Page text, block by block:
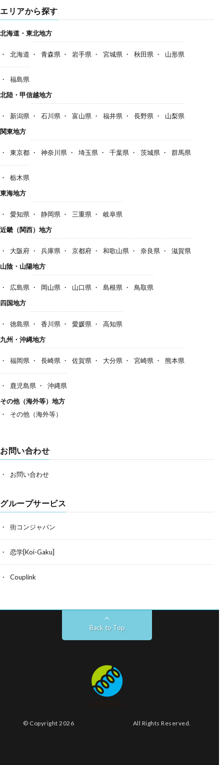
エリアから探す
北海道・東北地方
北海道 青森県 岩手県 宮城県 秋田県 山形県
福島県
北陸・甲信越地方
新潟県 石川県 富山県 福井県 長野県
山梨県
関東地方
東京都 神奈川県 埼玉県 千葉県 茨城県 群馬県
栃木県
東海地方
愛知県 静岡県 三重県
岐阜県
近畿（関西）地方
大阪府 兵庫県 京都府 和歌山県 奈良県
滋賀県
山陰・山陽地方
広島県 岡山県 山口県 島根県
鳥取県
四国地方
徳島県 香川県 愛媛県
高知県
九州・沖縄地方
福岡県 長崎県 佐賀県 大分県 宮崎県 熊本県
鹿児島県
沖縄県
その他（海外等）地方
その他（海外等）
お問い合わせ
お問い合わせ
グループサービス
街コンジャパン
恋学[Koi-Gaku]
Couplink
Back to Top
© Copyright 2026 All Rights Reserved.